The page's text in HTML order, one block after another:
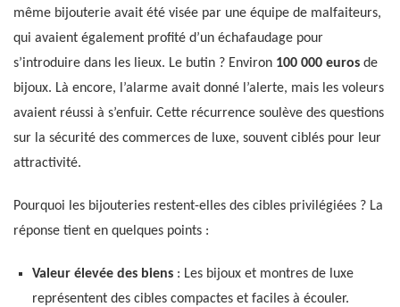
même bijouterie avait été visée par une équipe de malfaiteurs,
qui avaient également profité d’un échafaudage pour
s’introduire dans les lieux. Le butin ? Environ 100 000 euros de
bijoux. Là encore, l’alarme avait donné l’alerte, mais les voleurs
avaient réussi à s’enfuir. Cette récurrence soulève des questions
sur la sécurité des commerces de luxe, souvent ciblés pour leur
attractivité.
Pourquoi les bijouteries restent-elles des cibles privilégiées ? La
réponse tient en quelques points :
Valeur élevée des biens: Les bijoux et montres de luxe
représentent des cibles compactes et faciles à écouler.